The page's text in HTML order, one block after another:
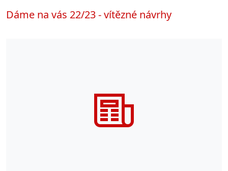
Dáme na vás 22/23 - vítězné návrhy